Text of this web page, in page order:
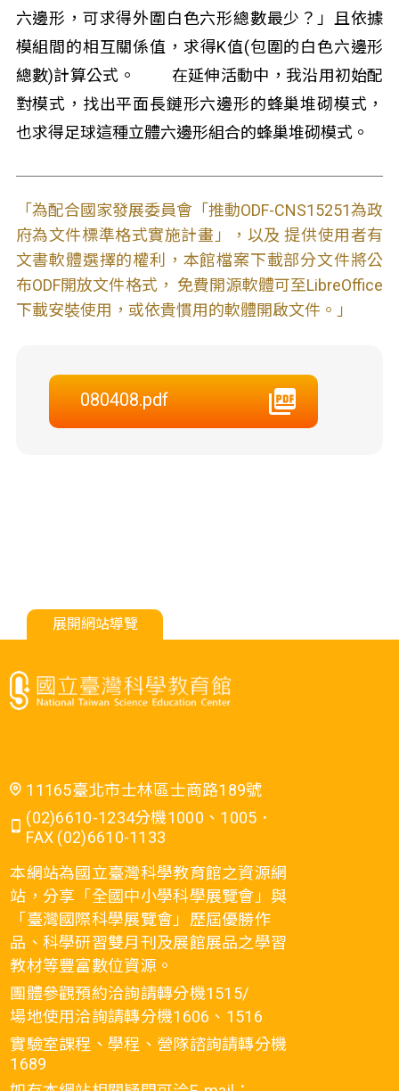
六邊形，可求得外圍白色六形總數最少？」且依據
模組間的相互關係值，求得K值(包圍的白色六邊形
總數)計算公式。 在延伸活動中，我沿用初始配
對模式，找出平面長鏈形六邊形的蜂巢堆砌模式，
也求得足球這種立體六邊形組合的蜂巢堆砌模式。
「為配合國家發展委員會「推動ODF-CNS15251為政
府為文件標準格式實施計畫」，以及 提供使用者有
文書軟體選擇的權利，本館檔案下載部分文件將公
布ODF開放文件格式， 免費開源軟體可至LibreOffice
下載安裝使用，或依貴慣用的軟體開啟文件。」
080408.pdf
展開網站導覽
11165臺北市士林區士商路189號
(02)6610-1234分機1000、1005．
FAX (02)6610-1133
本網站為國立臺灣科學教育館之資源網
站，分享「全國中小學科學展覽會」與
「臺灣國際科學展覽會」歷屆優勝作
品、科學研習雙月刊及展館展品之學習
教材等豐富數位資源。
團體參觀預約洽詢請轉分機1515/
場地使用洽詢請轉分機1606、1516
實驗室課程、學程、營隊諮詢請轉分機
1689